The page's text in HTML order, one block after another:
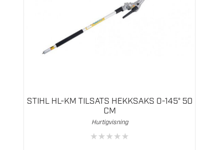
STIHL HL-KM TILSATS HEKKSAKS 0-145° 50
CM
Hurtigvisning
★★★★★